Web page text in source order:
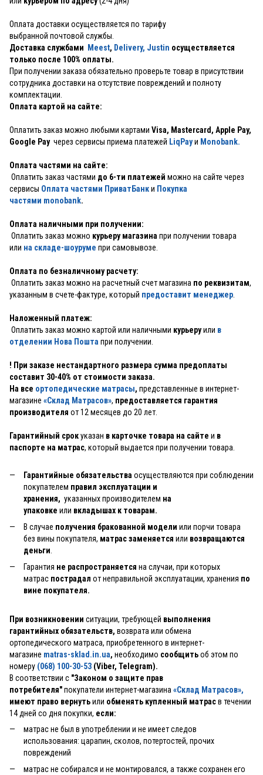
Оплата доставки осуществляется по тарифу
выбранной почтовой службы.
Доставка службами Meest, Delivery, Justin осуществляется
только после 100% оплаты.
При получении заказа обязательно проверьте товар в присутствии
сотрудника доставки на отсутствие повреждений и полноту
комплектации.
Оплата картой на сайте:
Оплатить заказ можно любыми картами Visa, Mastercard, Apple Pay,
Google Pay через сервисы приема платежей LiqPayи Monobank.
Оплата частями на сайте:
Оплатить заказ частями до 6-ти платежей можно на сайте через
сервисы Оплата частями ПриватБанки Покупка
частями monobank.
Оплата наличными при получении:
Оплатить заказ можно курьеру магазина при получении товара
или на складе-шоуруме при самовывозе.
Оплата по безналичному расчету:
Оплатить заказ можно на расчетный счет магазина по реквизитам,
указанным в счете-фактуре, который предоставит менеджер
Наложенный платеж:
Оплатить заказ можно картой или наличными курьеруили в
отделении Нова Пошта при получении.
! При заказе нестандартного размера сумма предоплаты
составит 30-40% от стоимости заказа.
На все ортопедические матрасы, представленные в интернет-
магазине «Склад Матрасов», предоставляется гарантия
производителя от 12 месяцев до 20 лет.
Гарантийный срокуказан в карточке товара на сайте и в
паспорте на матрас, который выдается при получении товара.
Гарантийные обязательства осуществляются при соблюдении
покупателем правил эксплуатации и
хранения, указанных производителем на
упаковке или вкладышах к товарам.
В случае получения бракованной модели или порчи товара
без вины покупателя, матрас заменяется или возвращаются
деньги
Гарантия не распространяется на случаи, при которых
матрас пострадал от неправильной эксплуатации, хранения по
вине покупателя.
При возникновении ситуации, требующей выполнения
гарантийных обязательств, возврата или обмена
ортопедического матраса, приобретенного в интернет-
магазине matras-sklad.in.ua, необходимо сообщитьоб этом по
номеру (068) 100-30-53 (Viber, Telegram).
В соответствии с "Законом о защите прав
потребителя"покупатели интернет-магазина «Склад Матрасов»,
имеют право вернутьили обменять купленный матрасв течении
14 дней со дня покупки, если:
матрас не был в употреблении и не имеет следов
использования: царапин, сколов, потертостей, прочих
повреждений
матрас не собирался и не монтировался, а также сохранен его